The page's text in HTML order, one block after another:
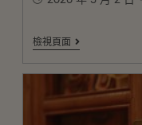
檢視頁面